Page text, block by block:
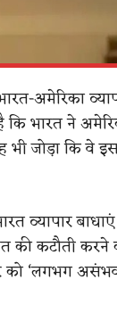
अमेरिका
कि भारत ने
भी जोड़ा कि वे
व्यापार बाधाएं
कटौती करने
को ‘लगभग